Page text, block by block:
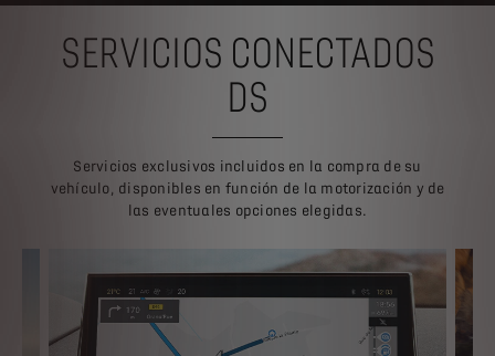
SERVICIOS CONECTADOS
DS
Servicios exclusivos incluidos en la compra de su
vehículo, disponibles en función de la motorización y de
las eventuales opciones elegidas.